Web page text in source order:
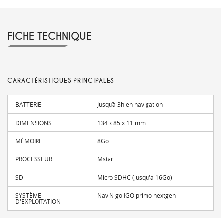
FICHE TECHNIQUE
CARACTÉRISTIQUES PRINCIPALES
BATTERIE Jusqu’à 3h en navigation
DIMENSIONS 134 x 85 x 11 mm
MÉMOIRE 8Go
PROCESSEUR Mstar
SD Micro SDHC (jusqu'a 16Go)
SYSTÈME
D'EXPLOITATION
Nav N go IGO primo nextgen